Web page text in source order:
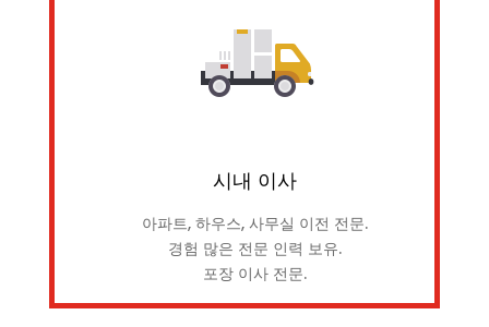
시내 이사
아파트, 하우스, 사무실 이전 전문.
경험 많은 전문 인력 보유.
포장 이사 전문.